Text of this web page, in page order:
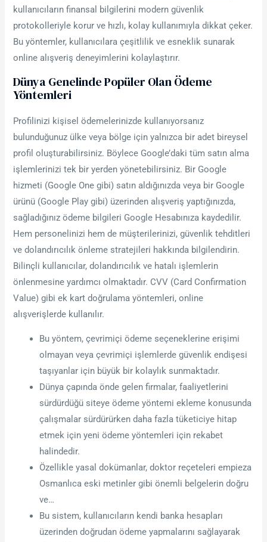
kullanıcıların finansal bilgilerini modern güvenlik
protokolleriyle korur ve hızlı, kolay kullanımıyla dikkat çeker.
Bu yöntemler, kullanıcılara çeşitlilik ve esneklik sunarak
online alışveriş deneyimlerini kolaylaştırır.
Dünya Genelinde Popüler Olan Ödeme
Yöntemleri
Profilinizi kişisel ödemelerinizde kullanıyorsanız
bulunduğunuz ülke veya bölge için yalnızca bir adet bireysel
profil oluşturabilirsiniz. Böylece Google’daki tüm satın alma
işlemlerinizi tek bir yerden yönetebilirsiniz. Bir Google
hizmeti (Google One gibi) satın aldığınızda veya bir Google
ürünü (Google Play gibi) üzerinden alışveriş yaptığınızda,
sağladığınız ödeme bilgileri Google Hesabınıza kaydedilir.
Hem personelinizi hem de müşterilerinizi, güvenlik tehditleri
ve dolandırıcılık önleme stratejileri hakkında bilgilendirin.
Bilinçli kullanıcılar, dolandırıcılık ve hatalı işlemlerin
önlenmesine yardımcı olmaktadır. CVV (Card Confirmation
Value) gibi ek kart doğrulama yöntemleri, online
alışverişlerde kullanılır.
Bu yöntem, çevrimiçi ödeme seçeneklerine erişimi
olmayan veya çevrimiçi işlemlerde güvenlik endişesi
taşıyanlar için büyük bir kolaylık sunmaktadır.
Dünya çapında önde gelen firmalar, faaliyetlerini
sürdürdüğü siteye ödeme yöntemi ekleme konusunda
çalışmalar sürdürürken daha fazla tüketiciye hitap
etmek için yeni ödeme yöntemleri için rekabet
halindedir.
Özellikle yasal dokümanlar, doktor reçeteleri empieza
Osmanlıca eski metinler gibi önemli belgelerin doğru
ve…
Bu sistem, kullanıcıların kendi banka hesapları
üzerinden doğrudan ödeme yapmalarını sağlayarak